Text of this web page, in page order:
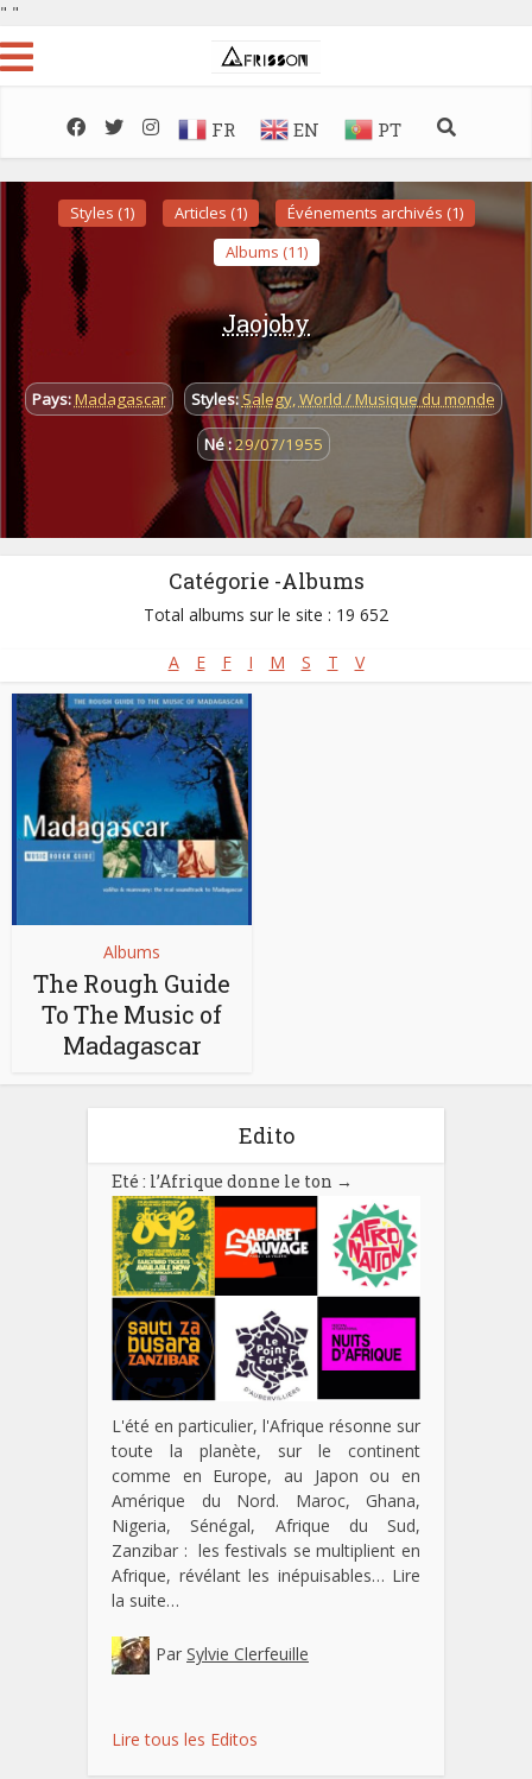
" "
FR EN PT
Styles (1) Articles (1)
Événements archivés (1)
Albums (11)
Jaojoby
Pays:Madagascar Styles:Salegy,World / Musique du monde
Né :29/07/1955
Catégorie -Albums
Total albums sur le site : 19 652
A E F I M S T V
Albums
The Rough Guide
To The Music of
Madagascar
Edito
Eté : l’Afrique donne le ton →
L'été en particulier, l'Afrique résonne sur
toute la planète, sur le continent
comme en Europe, au Japon ou en
Amérique du Nord. Maroc, Ghana,
Nigeria, Sénégal, Afrique du Sud,
Zanzibar : les festivals se multiplient en
Afrique, révélant les inépuisables… Lire
la suite…
Par Sylvie Clerfeuille
Lire tous les Editos